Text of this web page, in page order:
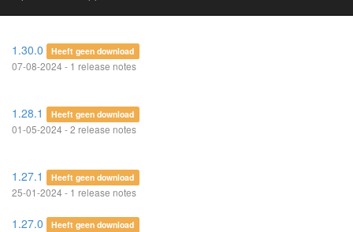
1.30.0 Heeft geen download
07-08-2024 - 1 release notes
1.28.1 Heeft geen download
01-05-2024 - 2 release notes
1.27.1 Heeft geen download
25-01-2024 - 1 release notes
1.27.0 Heeft geen download